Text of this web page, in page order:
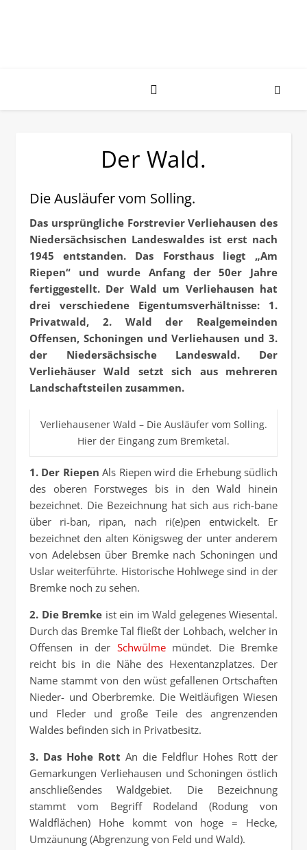
Der Wald.
Die Ausläufer vom Solling.
Das ursprüngliche Forstrevier Verliehausen des
Niedersächsischen Landeswaldes ist erst nach
1945 entstanden. Das Forsthaus liegt „Am
Riepen“ und wurde Anfang der 50er Jahre
fertiggestellt. Der Wald um Verliehausen hat
drei verschiedene Eigentumsverhältnisse: 1.
Privatwald, 2. Wald der Realgemeinden
Offensen, Schoningen und Verliehausen und 3.
der Niedersächsische Landeswald. Der
Verliehäuser Wald setzt sich aus mehreren
Landschaftsteilen zusammen.
Verliehausener Wald – Die Ausläufer vom Solling.
Hier der Eingang zum Bremketal.
1. Der Riepen Als Riepen wird die Erhebung südlich
des oberen Forstweges bis in den Wald hinein
bezeichnet. Die Bezeichnung hat sich aus rich-bane
über ri-ban, ripan, nach ri(e)pen entwickelt. Er
bezeichnet den alten Königsweg der unter anderem
von Adelebsen über Bremke nach Schoningen und
Uslar weiterführte. Historische Hohlwege sind in der
Bremke noch zu sehen.
2. Die Bremke ist ein im Wald gelegenes Wiesental.
Durch das Bremke Tal fließt der Lohbach, welcher in
Offensen in der Schwülmemündet. Die Bremke
reicht bis in die Nähe des Hexentanzplatzes. Der
Name stammt von den wüst gefallenen Ortschaften
Nieder- und Oberbremke. Die Weitläufigen Wiesen
und Fleder und große Teile des angrenzenden
Waldes befinden sich in Privatbesitz.
3. Das Hohe Rott An die Feldflur Hohes Rott der
Gemarkungen Verliehausen und Schoningen östlich
anschließendes Waldgebiet. Die Bezeichnung
stammt vom Begriff Rodeland (Rodung von
Waldflächen) Hohe kommt von hoge = Hecke,
Umzäunung (Abgrenzung von Feld und Wald).